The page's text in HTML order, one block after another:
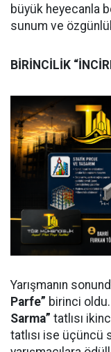
büyük heyecanla
sunum ve
BİRİNCİLİK
Yarışmanın
Parfe” birinci oldu.
Sarma” tatlısı
tatlısı ise üçüncü